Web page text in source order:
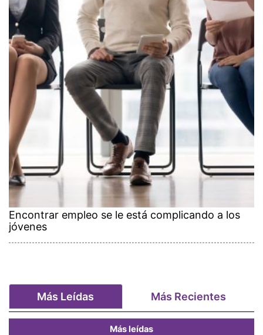
Encontrar empleo se le está complicando a los
jóvenes
Más Leídas Más Recientes
Más leídas